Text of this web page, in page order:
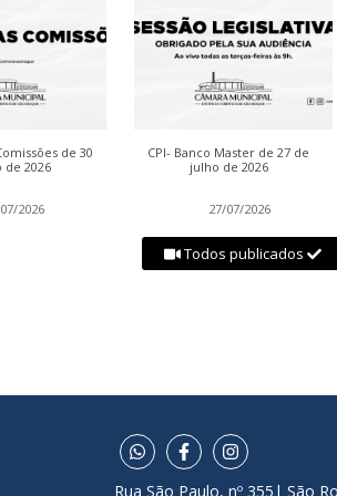
de 30
de 2026
2026
CPI- Banco Master de 27 de
julho de 2026
27/07/2026
Todos publicados
Rua São Paulo, nº 355| São